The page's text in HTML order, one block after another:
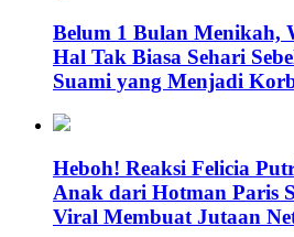
Belum 1 Bulan Menikah,
Hal Tak Biasa Sehari
Suami yang Menjadi
Heboh! Reaksi Felicia
Anak dari Hotman Paris
Viral Membuat Jutaan